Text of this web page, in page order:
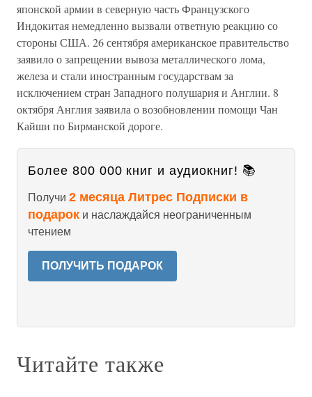
японской армии в северную часть Французского
Индокитая немедленно вызвали ответную реакцию со
стороны США. 26 сентября американское правительство
заявило о запрещении вывоза металлического лома,
железа и стали иностранным государствам за
исключением стран Западного полушария и Англии. 8
октября Англия заявила о возобновлении помощи Чан
Кайши по Бирманской дороге.
Более 800 000 книг и аудиокниг! 📚
Получи 2 месяца Литрес Подписки в
подарок и наслаждайся неограниченным
чтением
ПОЛУЧИТЬ ПОДАРОК
Читайте также